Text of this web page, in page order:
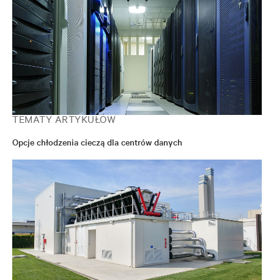
TEMATY ARTYKUŁÓW
Opcje chłodzenia cieczą dla centrów danych